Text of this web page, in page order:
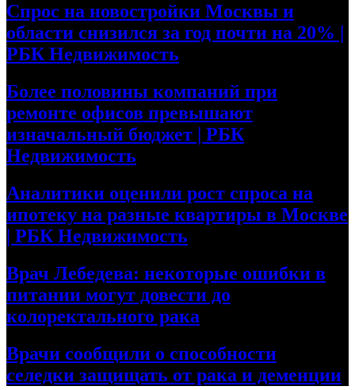
Спрос на новостройки Москвы и
области снизился за год почти на 20% |
РБК Недвижимость
Более половины компаний при
ремонте офисов превышают
изначальный бюджет | РБК
Недвижимость
Аналитики оценили рост спроса на
ипотеку на разные квартиры в Москве
| РБК Недвижимость
Врач Лебедева: некоторые ошибки в
питании могут довести до
колоректального рака
Врачи сообщили о способности
селедки защищать от рака и деменции